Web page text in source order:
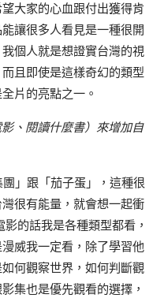
大家的心血跟付出獲得肯
讓很多人看見是一種很開
個人就是想證實台灣的視
且即使是這樣奇幻的類型
片的亮點之一。
、閱讀什麼書）來增加自
」跟「茄子蛋」，這種很
很有能量，就會想一起衝
的話我是各種類型都看，
威我一定看，除了學習他
何觀察世界，如何判斷觀
集也是優先觀看的選擇，